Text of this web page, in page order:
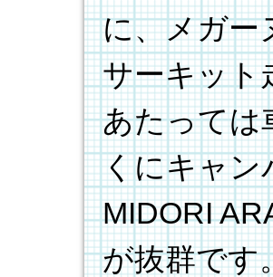
に、メガー
サーキット
あたっては
くにキャン
MIDORI
が抜群です